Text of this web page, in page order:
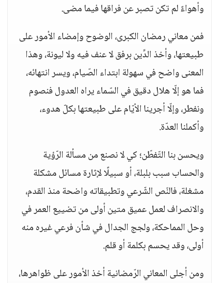
وأهواءً لم تكن تصبر عن فراقها فيما مضى.
فمن معاني رمضان الكبرى، الوضوح وإمضاء الأمور على
طبيعتها، وأخذ الدِّين برفق لا عنف فيه ولا ليونة، وهذا
المعنى واضح في سهولة ابتداء الصّيام، ويسر انتهائه،
فما هو إلّا هلال دقيق في السّماء يراه العدول فنصوم
ونفطر، وإلّا أجرينا الأيّام على طبيعتها بكلّ هدوء،
وأكملنا العدّة.
ويحسن بنا التّفطّن؛ كي لا نصنع من مسألة الرّؤية
والحساب سبب بلبلة، أو سبيلًا لإثارة مسائل مشكلة
مشغلة، فالنّص الشّرعي وتطبيقاته واضحة منذ القدم،
والانصراف لعمل عميق متين أولى من تضييع العمر في
وحل المماحكة، ولجج الجدال في شأن فرعي غيره منه
أولى، وقد يحسم بكلمة أو قلم.
ومن أجلى المعاني الرّمضانية أخذ الأمور على ظواهرها،